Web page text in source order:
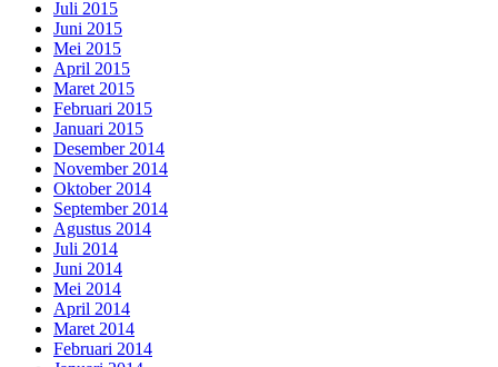
Juli 2015
Juni 2015
Mei 2015
April 2015
Maret 2015
Februari 2015
Januari 2015
Desember 2014
November 2014
Oktober 2014
September 2014
Agustus 2014
Juli 2014
Juni 2014
Mei 2014
April 2014
Maret 2014
Februari 2014